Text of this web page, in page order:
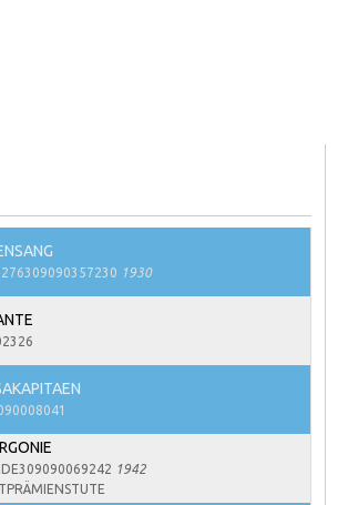
276309090357230 1930
DE309090069242 1942